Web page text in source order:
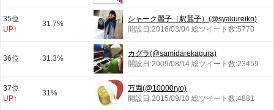
35位
UP↑
31.7%
シャーク麗子（釈麗子）(@syakureiko)
開設日:2016/03/04 総ツイート数:5770
36位 31.3%
カグラ(@samidarekagura)
開設日:2009/08/14 総ツイート数:23459
37位
UP↑
31%
万両(@10000ryo)
開設日:2015/09/10 総ツイート数:4881